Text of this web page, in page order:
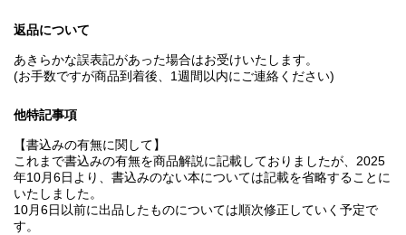
返品について
あきらかな誤表記があった場合はお受けいたします。
(お手数ですが商品到着後、1週間以内にご連絡ください)
他特記事項
【書込みの有無に関して】
これまで書込みの有無を商品解説に記載しておりましたが、2025
年10月6日より、書込みのない本については記載を省略することに
いたしました。
10月6日以前に出品したものについては順次修正していく予定で
す。